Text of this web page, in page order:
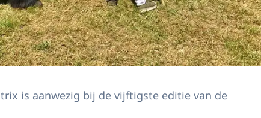
is aanwezig bij de vijftigste editie van de